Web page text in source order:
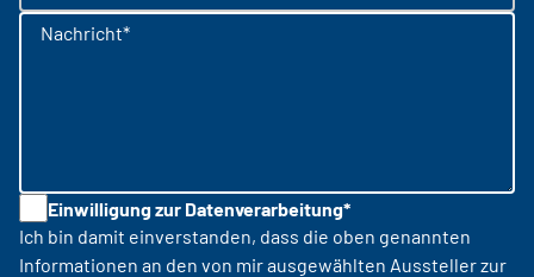
Nachricht*
Einwilligung zur Datenverarbeitung*
Ich bin damit einverstanden, dass die oben genannten
Informationen an den von mir ausgewählten Aussteller zur